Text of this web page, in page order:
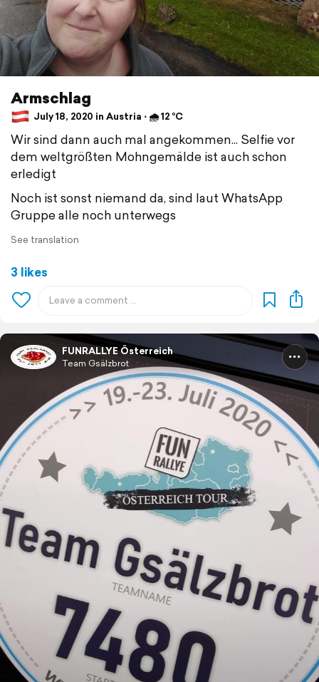
Armschlag
July 18, 2020 in Austria ⋅ 🌧 12 °C
Wir sind dann auch mal angekommen... Selfie vor
dem weltgrößten Mohngemälde ist auch schon
erledigt
Noch ist sonst niemand da, sind laut WhatsApp
Gruppe alle noch unterwegs
See translation
3 likes
FUNRALLYE Österreich
Team Gsälzbrot